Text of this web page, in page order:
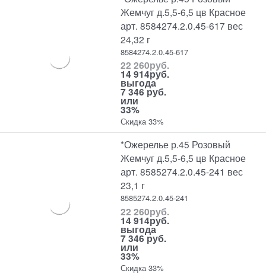
Жемчуг д.5,5-6,5 цв Красное
арт. 8584274.2.0.45-617 вес
24,32 г
8584274.2.0.45-617
22 260руб.
14 914руб.
выгода
7 346 руб.
или
33%
Скидка 33%
*Ожерелье р.45 Розовый
Жемчуг д.5,5-6,5 цв Красное
арт. 8585274.2.0.45-241 вес
23,1 г
8585274.2.0.45-241
22 260руб.
14 914руб.
выгода
7 346 руб.
или
33%
Скидка 33%